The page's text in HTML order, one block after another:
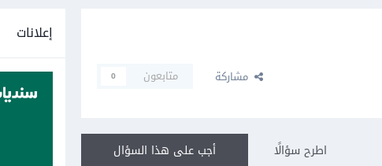
مشاركة متابعون 0
أجب على هذا السؤال اطرح سؤالًا
إعلانات